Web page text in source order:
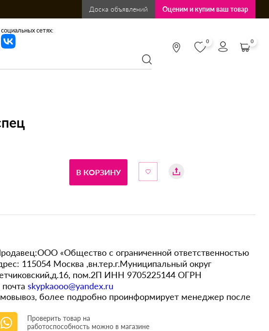
Доска объявлений Оценим и купим ваш товар
сетях:
0 0
В КОРЗИНУ
«Общество с ограниченной ответственностью
115054 Москва ,вн.тер.г.Муниципальный округ
пом.2П ИНН 9705225144 ОГРН
skypkaooo@yandex.ru
более подробно проинформирует менеджер после
Проверить товар на
работоспособность можно в магазине